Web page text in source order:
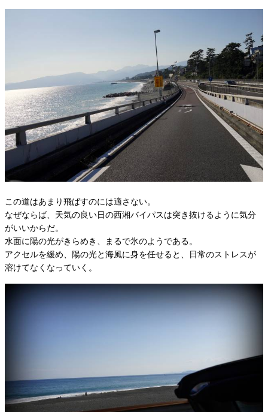
この道はあまり飛ばすのには適さない。
なぜならば、天気の良い日の西湘バイパスは突き抜けるように気分
がいいからだ。
水面に陽の光がきらめき、まるで氷のようである。
アクセルを緩め、陽の光と海風に身を任せると、日常のストレスが
溶けてなくなっていく。